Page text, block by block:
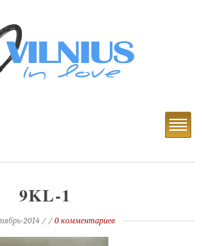
9KL-1
2014/ / 0 комментариев